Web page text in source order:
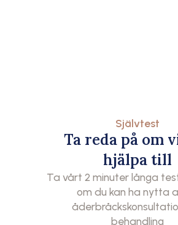
Självtest
Ta reda på om
hjälpa till
Ta vårt 2 minuter långa
om du kan ha nytta
behandling